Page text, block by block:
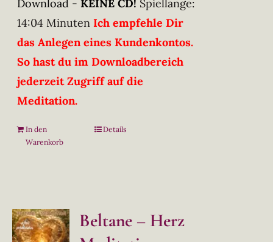
Download - KEINE CD! Spiellänge:
14:04 Minuten Ich empfehle Dir
das Anlegen eines Kundenkontos.
So hast du im Downloadbereich
jederzeit Zugriff auf die
Meditation.
In den
Warenkorb
Details
Beltane – Herz